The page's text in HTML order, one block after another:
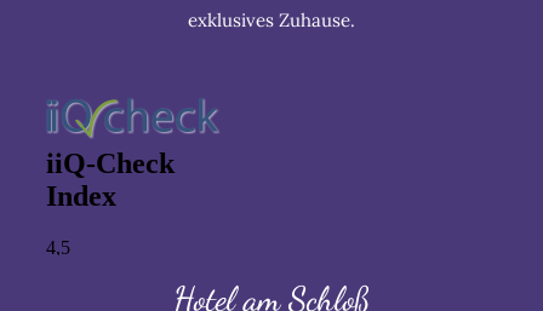
exklusives Zuhause.
Hotel am Schloß